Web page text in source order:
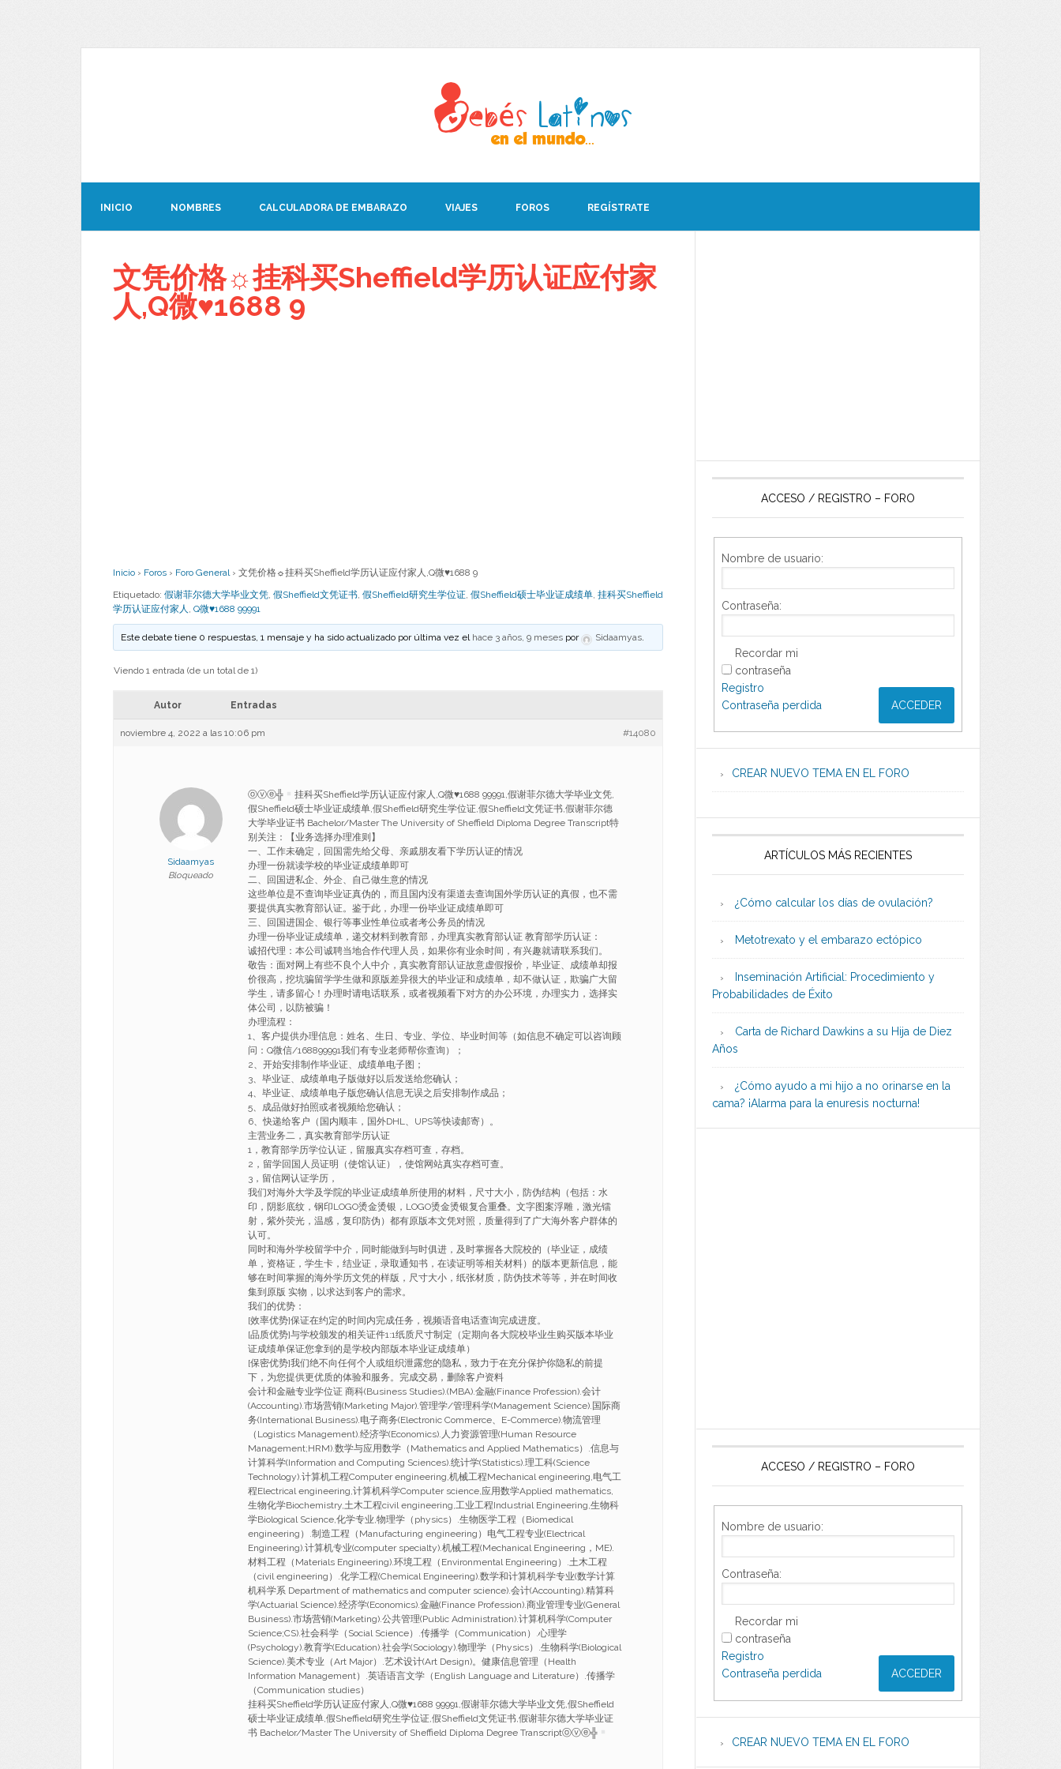
INICIO NOMBRES CALCULADORA DE EMBARAZO VIAJES FOROS REGÍSTRATE
文凭价格☼挂科买Sheffield学历认证应付家
人,Q微♥1688 9
Inicio › Foros › Foro General › 文凭价格☼挂科买Sheffield学历认证应付家人,Q微♥1688 9
Etiquetado: 假谢菲尔德大学毕业文凭, 假Sheffield文凭证书, 假Sheffield研究生学位证, 假Sheffield硕士毕业证成绩单, 挂科买Sheffield
学历认证应付家人 , Q微♥1688 99991
Este debate tiene 0 respuestas, 1 mensaje y ha sido actualizado por última vez el hace 3 años, 9 meses por Sidaamyas.
Viendo 1 entrada (de un total de 1)
Autor Entradas
noviembre 4, 2022 a las 10:06 pm #14080
Sidaamyas
Bloqueado
ⓞⓥⓔ╬ 挂科买Sheffield学历认证应付家人,Q微♥1688 99991,假谢菲尔德大学毕业文凭,
假Sheffield硕士毕业证成绩单,假Sheffield研究生学位证,假Sheffield文凭证书,假谢菲尔德
大学毕业证书 Bachelor/Master The University of Sheffield Diploma Degree Transcript特
别关注：【业务选择办理准则】
一、工作未确定，回国需先给父母、亲戚朋友看下学历认证的情况
办理一份就读学校的毕业证成绩单即可
二、回国进私企、外企、自己做生意的情况
这些单位是不查询毕业证真伪的，而且国内没有渠道去查询国外学历认证的真假，也不需
要提供真实教育部认证。鉴于此，办理一份毕业证成绩单即可
三、回国进国企、银行等事业性单位或者考公务员的情况
办理一份毕业证成绩单，递交材料到教育部，办理真实教育部认证 教育部学历认证：
诚招代理：本公司诚聘当地合作代理人员，如果你有业余时间，有兴趣就请联系我们。
敬告：面对网上有些不良个人中介，真实教育部认证故意虚假报价，毕业证、成绩单却报
价很高，挖坑骗留学学生做和原版差异很大的毕业证和成绩单，却不做认证，欺骗广大留
学生，请多留心！办理时请电话联系，或者视频看下对方的办公环境，办理实力，选择实
体公司，以防被骗！
办理流程：
1、客户提供办理信息：姓名、生日、专业、学位、毕业时间等（如信息不确定可以咨询顾
问：Q微信/168899991我们有专业老师帮你查询）；
2、开始安排制作毕业证、成绩单电子图；
3、毕业证、成绩单电子版做好以后发送给您确认；
4、毕业证、成绩单电子版您确认信息无误之后安排制作成品；
5、成品做好拍照或者视频给您确认；
6、快递给客户（国内顺丰，国外DHL、UPS等快读邮寄）。
主营业务二，真实教育部学历认证
1，教育部学历学位认证，留服真实存档可查，存档。
2，留学回国人员证明（使馆认证），使馆网站真实存档可查。
3，留信网认证学历，
我们对海外大学及学院的毕业证成绩单所使用的材料，尺寸大小，防伪结构（包括：水
印，阴影底纹，钢印LOGO烫金烫银，LOGO烫金烫银复合重叠。文字图案浮雕，激光镭
射，紫外荧光，温感，复印防伪）都有原版本文凭对照，质量得到了广大海外客户群体的
认可。
同时和海外学校留学中介，同时能做到与时俱进，及时掌握各大院校的（毕业证，成绩
单，资格证，学生卡，结业证，录取通知书，在读证明等相关材料）的版本更新信息，能
够在时间掌握的海外学历文凭的样版，尺寸大小，纸张材质，防伪技术等等，并在时间收
集到原版 实物，以求达到客户的需求。
我们的优势：
[效率优势]保证在约定的时间内完成任务，视频语音电话查询完成进度。
[品质优势]与学校颁发的相关证件1:1纸质尺寸制定（定期向各大院校毕业生购买版本毕业
证成绩单保证您拿到的是学校内部版本毕业证成绩单）
[保密优势]我们绝不向任何个人或组织泄露您的隐私，致力于在充分保护你隐私的前提
下，为您提供更优质的体验和服务。完成交易，删除客户资料
会计和金融专业学位证 商科(Business Studies).(MBA).金融(Finance Profession).会计
(Accounting).市场营销(Marketing Major).管理学/管理科学(Management Science).国际商
务(International Business).电子商务(Electronic Commerce、E-Commerce).物流管理
（Logistics Management).经济学(Economics).人力资源管理(Human Resource
Management;HRM).数学与应用数学（Mathematics and Applied Mathematics）.信息与
计算科学(Information and Computing Sciences).统计学(Statistics).理工科(Science
Technology).计算机工程Computer engineering,机械工程Mechanical engineering,电气工
程Electrical engineering,计算机科学Computer science,应用数学Applied mathematics,
生物化学Biochemistry,土木工程civil engineering,工业工程Industrial Engineering,生物科
学Biological Science,化学专业,物理学（physics）.生物医学工程（Biomedical
engineering）.制造工程（Manufacturing engineering）电气工程专业(Electrical
Engineering).计算机专业(computer specialty).机械工程(Mechanical Engineering，ME).
材料工程（Materials Engineering).环境工程（Environmental Engineering）.土木工程
（civil engineering）.化学工程(Chemical Engineering).数学和计算机科学专业(数学计算
机科学系 Department of mathematics and computer science).会计(Accounting).精算科
学(Actuarial Science).经济学(Economics).金融(Finance Profession).商业管理专业(General
Business).市场营销(Marketing).公共管理(Public Administration).计算机科学(Computer
Science;CS).社会科学（Social Science）.传播学（Communication）.心理学
(Psychology).教育学(Education).社会学(Sociology).物理学（Physics）.生物科学(Biological
Science).美术专业（Art Major）.艺术设计(Art Design)。健康信息管理（Health
Information Management）.英语语言文学（English Language and Literature）.传播学
（Communication studies）
挂科买Sheffield学历认证应付家人,Q微♥1688 99991,假谢菲尔德大学毕业文凭,假Sheffield
硕士毕业证成绩单,假Sheffield研究生学位证,假Sheffield文凭证书,假谢菲尔德大学毕业证
书 Bachelor/Master The University of Sheffield Diploma Degree Transcriptⓞⓥⓔ╬
ACCESO / REGISTRO – FORO
Nombre de usuario:
Contraseña:
Recordar mi
contraseña
ACCEDER
Registro
Contraseña perdida
CREAR NUEVO TEMA EN EL FORO
ARTÍCULOS MÁS RECIENTES
¿Cómo calcular los días de ovulación?
Metotrexato y el embarazo ectópico
Inseminación Artificial: Procedimiento y
Probabilidades de Éxito
Carta de Richard Dawkins a su Hija de Diez
Años
¿Cómo ayudo a mi hijo a no orinarse en la
cama? ¡Alarma para la enuresis nocturna!
ACCESO / REGISTRO – FORO
Nombre de usuario:
Contraseña:
Recordar mi
contraseña
ACCEDER
Registro
Contraseña perdida
CREAR NUEVO TEMA EN EL FORO